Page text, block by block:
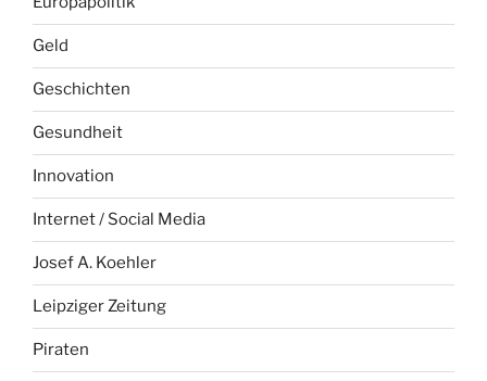
Geld
Geschichten
Gesundheit
Innovation
Internet / Social Media
Josef A. Koehler
Leipziger Zeitung
Piraten